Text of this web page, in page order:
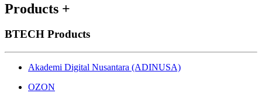
Products +
BTECH Products
Akademi Digital Nusantara (ADINUSA)
OZON